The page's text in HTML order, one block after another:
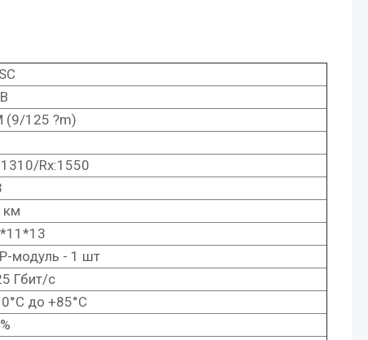
(9/125 ?m)
Rx:1550
км
модуль - 1 шт
Гбит/с
до +85°C